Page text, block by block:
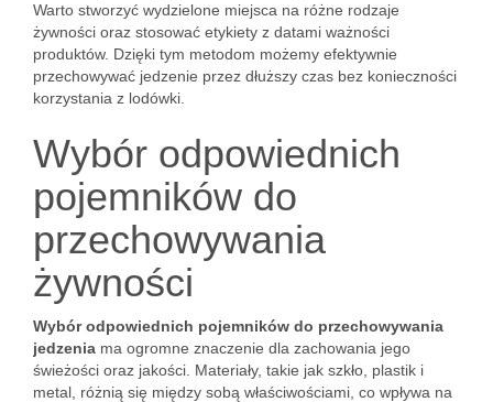
Warto stworzyć wydzielone miejsca na różne rodzaje
żywności oraz stosować etykiety z datami ważności
produktów. Dzięki tym metodom możemy efektywnie
przechowywać jedzenie przez dłuższy czas bez konieczności
korzystania z lodówki.
Wybór odpowiednich
pojemników do
przechowywania
żywności
Wybór odpowiednich pojemników do przechowywania
jedzenia ma ogromne znaczenie dla zachowania jego
świeżości oraz jakości. Materiały, takie jak szkło, plastik i
metal, różnią się między sobą właściwościami, co wpływa na